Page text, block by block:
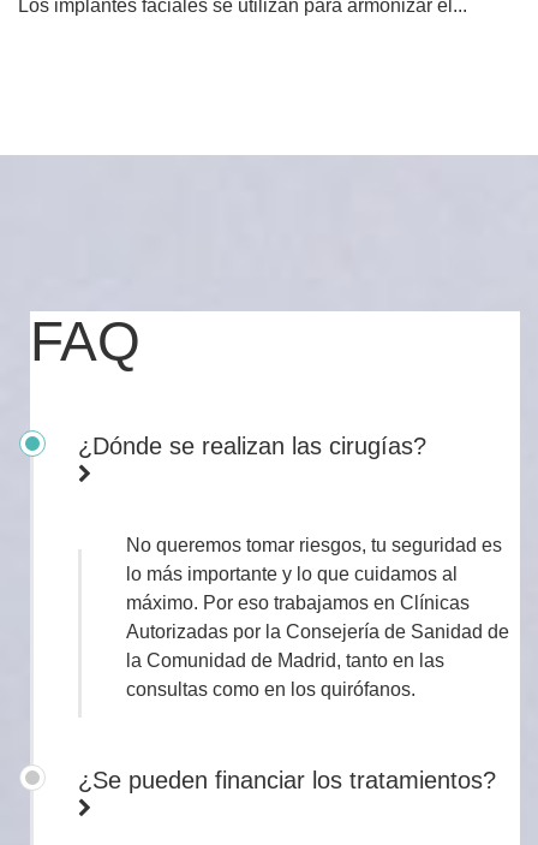
Los implantes faciales se utilizan para armonizar el...
FAQ
¿Dónde se realizan las cirugías?
No queremos tomar riesgos, tu seguridad es
lo más importante y lo que cuidamos al
máximo. Por eso trabajamos en Clínicas
Autorizadas por la Consejería de Sanidad de
la Comunidad de Madrid, tanto en las
consultas como en los quirófanos.
¿Se pueden financiar los tratamientos?